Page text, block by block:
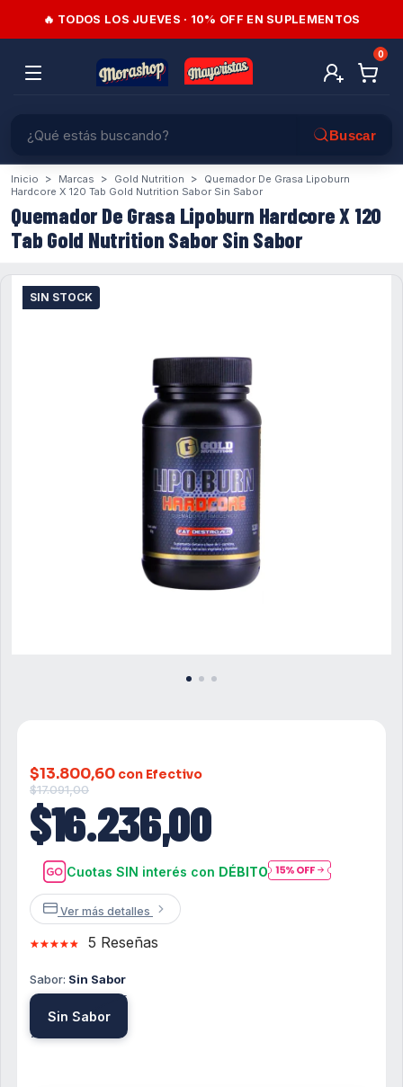
🔥 TODOS LOS JUEVES · 10% OFF EN SUPLEMENTOS
0
Inicio > Marcas > Gold Nutrition >
Quemador De Grasa Lipoburn
Hardcore X 120 Tab Gold Nutrition Sabor Sin Sabor
Quemador De Grasa Lipoburn Hardcore X 120
Tab Gold Nutrition Sabor Sin Sabor
SIN STOCK
$16.236,00
$17.091,00
$13.800,60 con Efectivo
Cuotas SIN interés con DÉBITO
Ver más detalles
5 Reseñas
Sabor: Sin Sabor
Sin Sabor